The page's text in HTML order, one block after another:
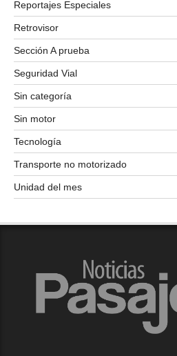
Reportajes Especiales
Retrovisor
Sección A prueba
Seguridad Vial
Sin categoría
Sin motor
Tecnología
Transporte no motorizado
Unidad del mes